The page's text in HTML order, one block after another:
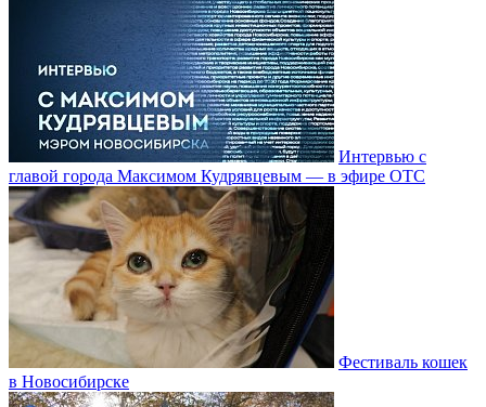
Интервью с
главой города Максимом Кудрявцевым — в эфире ОТС
Фестиваль кошек
в Новосибирске